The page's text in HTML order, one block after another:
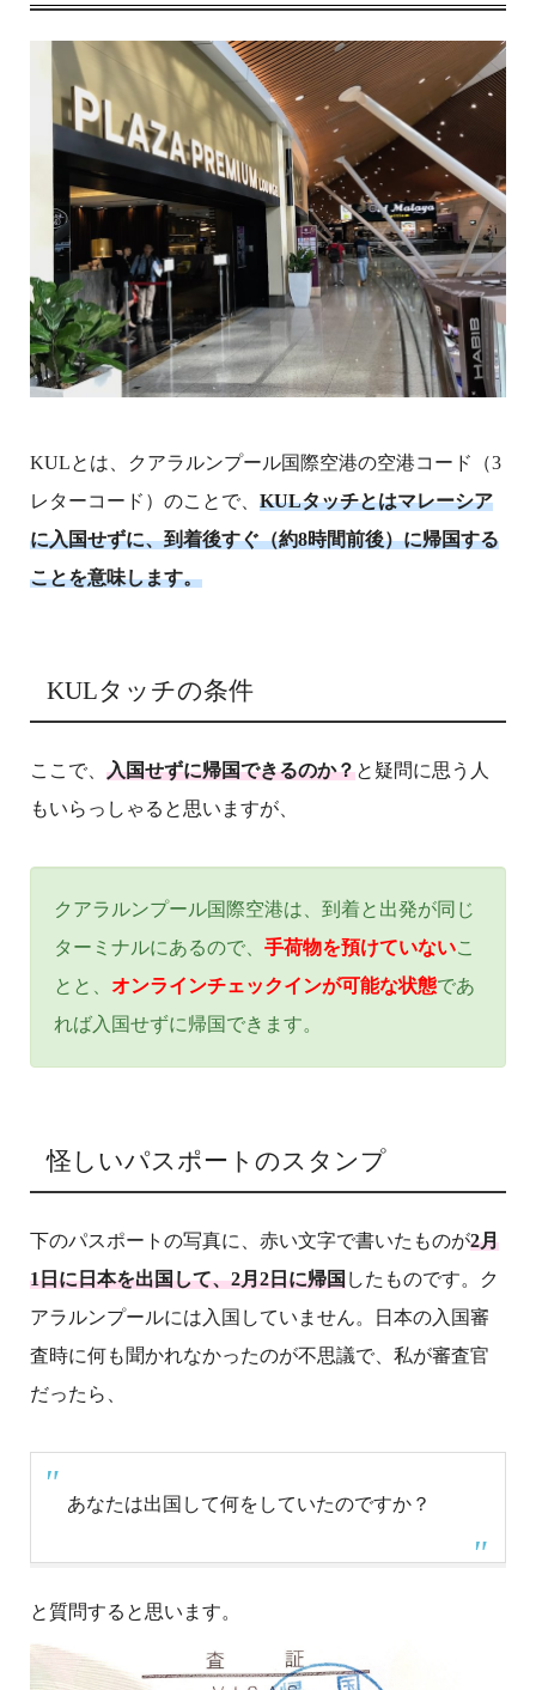
KULとは、クアラルンプール国際空港の空港コード（3
レターコード）のことで、 KULタッチとはマレーシア
に入国せずに、到着後すぐ（約8時間前後）に帰国する
ことを意味します。
KULタッチの条件
ここで、 入国せずに帰国できるのか？と疑問に思う人
もいらっしゃると思いますが、
クアラルンプール国際空港は、到着と出発が同じ
ターミナルにあるので、 手荷物を預けていないこ
とと、 オンラインチェックインが可能な状態であ
れば入国せずに帰国できます。
怪しいパスポートのスタンプ
下のパスポートの写真に、赤い文字で書いたものが2月
1日に日本を出国して、2月2日に帰国したものです。ク
アラルンプールには入国していません。日本の入国審
査時に何も聞かれなかったのが不思議で、私が審査官
だったら、
あなたは出国して何をしていたのですか？
と質問すると思います。